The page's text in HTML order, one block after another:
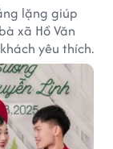
lặng giúp
xã Hồ Văn
yêu thích.